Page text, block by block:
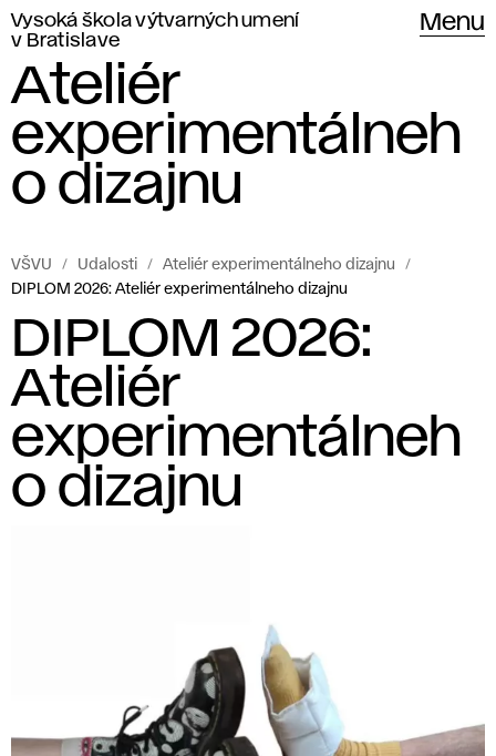
Vysoká škola výtvarných umení
v Bratislave
Menu
Ateliér
experimentálneh
o dizajnu
VŠVU Udalosti
Ateliér experimentálneho dizajnu
DIPLOM 2026: Ateliér experimentálneho dizajnu
DIPLOM 2026:
Ateliér
experimentálneh
o dizajnu